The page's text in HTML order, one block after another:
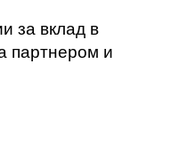
за вклад в
партнером и